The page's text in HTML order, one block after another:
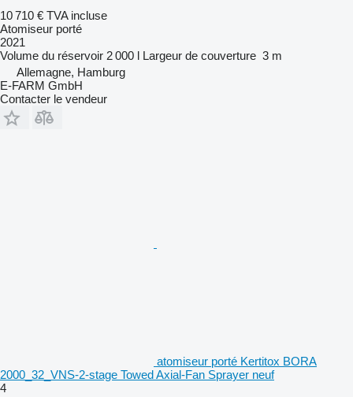
10 710 € TVA incluse
Atomiseur porté
2021
Volume du réservoir 2 000 l Largeur de couverture 3 m
Allemagne, Hamburg
E-FARM GmbH
Contacter le vendeur
atomiseur porté Kertitox BORA
2000_32_VNS-2-stage Towed Axial-Fan Sprayer neuf
4